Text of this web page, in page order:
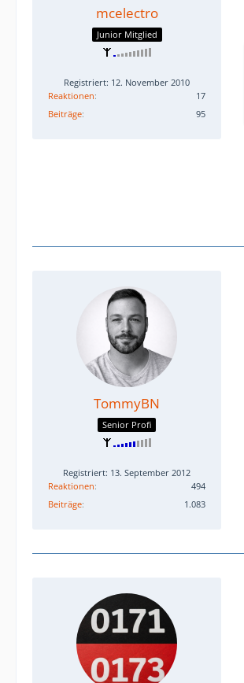
mcelectro
Junior Mitglied
Registriert: 12. November 2010
Reaktionen
17
Beiträge
95
TommyBN
Senior Profi
Registriert: 13. September 2012
Reaktionen
494
Beiträge
1.083